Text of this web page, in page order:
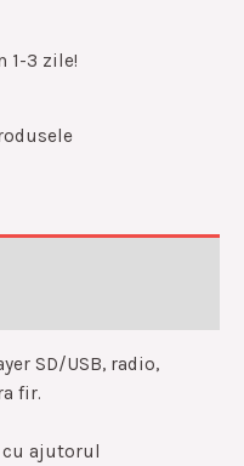
1-3 zile!
SD/USB, radio,
fir.
ajutorul